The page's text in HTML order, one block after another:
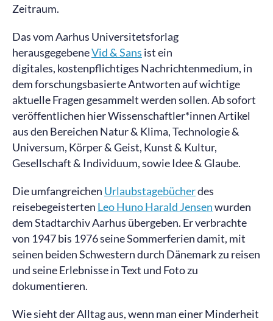
Zeitraum.
Das vom Aarhus Universitetsforlag
herausgegebeneVid & Sans ist ein
digitales, kostenpflichtiges Nachrichtenmedium, in
dem forschungsbasierte Antworten auf wichtige
aktuelle Fragen gesammelt werden sollen. Ab sofort
veröffentlichen hier Wissenschaftler*innen Artikel
aus den Bereichen Natur & Klima, Technologie &
Universum, Körper & Geist, Kunst & Kultur,
Gesellschaft & Individuum, sowie Idee & Glaube.
Die umfangreichen Urlaubstagebücherdes
reisebegeisterten Leo Huno Harald Jensenwurden
dem Stadtarchiv Aarhus übergeben. Er verbrachte
von 1947 bis 1976 seine Sommerferien damit, mit
seinen beiden Schwestern durch Dänemark zu reisen
und seine Erlebnisse in Text und Foto zu
dokumentieren.
Wie sieht der Alltag aus, wenn man einer Minderheit